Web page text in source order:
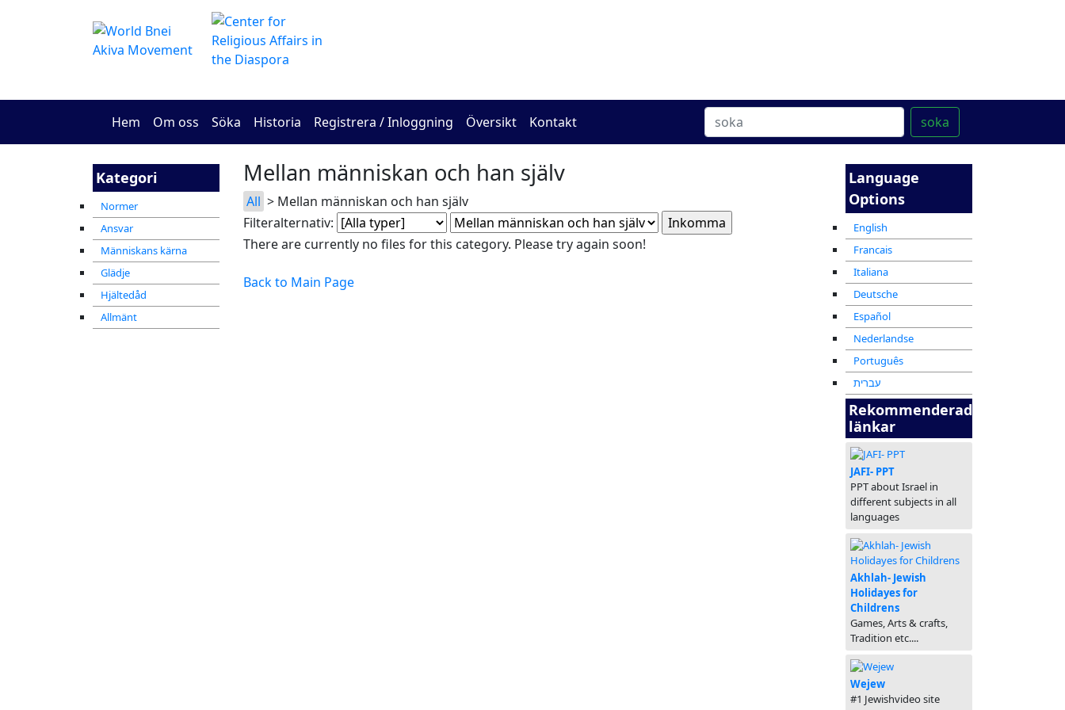
Hem Om oss Söka Historia Registrera / Inloggning Översikt Kontakt soka
Kategori
Normer
Ansvar
Människans kärna
Glädje
Hjältedåd
Allmänt
Mellan människan och han själv
All > Mellan människan och han själv
Filteralternativ:
There are currently no files for this category. Please try again soon!
Back to Main Page
Language
Options
English
Francais
Italiana
Deutsche
Español
Nederlandse
Português
עברית
Rekommenderade
länkar
JAFI- PPT
PPT about Israel in
different subjects in all
languages
Akhlah- Jewish
Holidayes for
Childrens
Games, Arts & crafts,
Tradition etc....
Wejew
#1 Jewishvideo site